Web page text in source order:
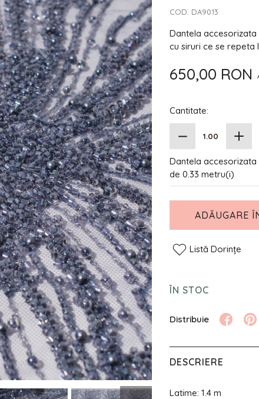
COD: DA9013
Dantela
cu siruri ce se repeta
650,00 RON
Cantitate:
Dantela accesorizata
de 0.33 metru(i)
ADĂUGARE
Listă Dorințe
ÎN STOC
DESCRIERE
Latime: 1.4 m